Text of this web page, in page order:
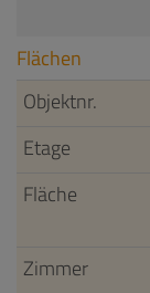
Flächen